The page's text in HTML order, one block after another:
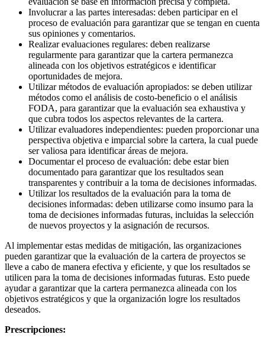
Involucrar a las partes interesadas: deben participar en el
proceso de evaluación para garantizar que se tengan en cuenta
sus opiniones y comentarios.
Realizar evaluaciones regulares: deben realizarse
regularmente para garantizar que la cartera permanezca
alineada con los objetivos estratégicos e identificar
oportunidades de mejora.
Utilizar métodos de evaluación apropiados: se deben utilizar
métodos como el análisis de costo-beneficio o el análisis
FODA, para garantizar que la evaluación sea exhaustiva y
que cubra todos los aspectos relevantes de la cartera.
Utilizar evaluadores independientes: pueden proporcionar una
perspectiva objetiva e imparcial sobre la cartera, la cual puede
ser valiosa para identificar áreas de mejora.
Documentar el proceso de evaluación: debe estar bien
documentado para garantizar que los resultados sean
transparentes y contribuir a la toma de decisiones informadas.
Utilizar los resultados de la evaluación para la toma de
decisiones informadas: deben utilizarse como insumo para la
toma de decisiones informadas futuras, incluidas la selección
de nuevos proyectos y la asignación de recursos.
Al implementar estas medidas de mitigación, las organizaciones
pueden garantizar que la evaluación de la cartera de proyectos se
lleve a cabo de manera efectiva y eficiente, y que los resultados se
utilicen para la toma de decisiones informadas futuras. Esto puede
ayudar a garantizar que la cartera permanezca alineada con los
objetivos estratégicos y que la organización logre los resultados
deseados.
Prescripciones: